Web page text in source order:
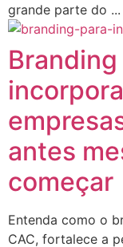
grande parte do ...
Branding
antes
começar
Entenda como o
CAC, fortalece a